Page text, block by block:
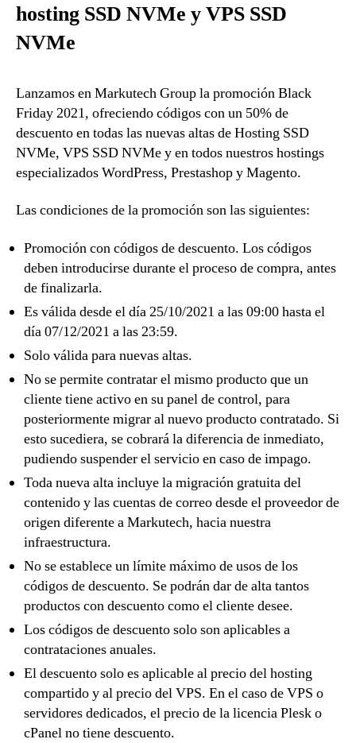
hosting SSD NVMe y VPS SSD
NVMe
Lanzamos en Markutech Group la promoción Black
Friday 2021, ofreciendo códigos con un 50% de
descuento en todas las nuevas altas de Hosting SSD
NVMe, VPS SSD NVMe y en todos nuestros hostings
especializados WordPress, Prestashop y Magento.
Las condiciones de la promoción son las siguientes:
Promoción con códigos de descuento. Los códigos
deben introducirse durante el proceso de compra, antes
de finalizarla.
Es válida desde el día 25/10/2021 a las 09:00 hasta el
día 07/12/2021 a las 23:59.
Solo válida para nuevas altas.
No se permite contratar el mismo producto que un
cliente tiene activo en su panel de control, para
posteriormente migrar al nuevo producto contratado. Si
esto sucediera, se cobrará la diferencia de inmediato,
pudiendo suspender el servicio en caso de impago.
Toda nueva alta incluye la migración gratuita del
contenido y las cuentas de correo desde el proveedor de
origen diferente a Markutech, hacia nuestra
infraestructura.
No se establece un límite máximo de usos de los
códigos de descuento. Se podrán dar de alta tantos
productos con descuento como el cliente desee.
Los códigos de descuento solo son aplicables a
contrataciones anuales.
El descuento solo es aplicable al precio del hosting
compartido y al precio del VPS. En el caso de VPS o
servidores dedicados, el precio de la licencia Plesk o
cPanel no tiene descuento.